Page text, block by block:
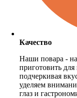
Качество
Наши повара -
приготовить
подчеркивая
уделяем
глаз и